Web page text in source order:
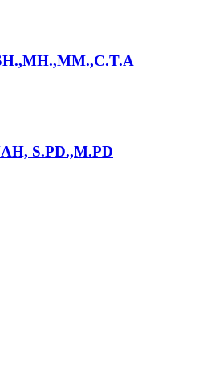
S.PD.,M.PD